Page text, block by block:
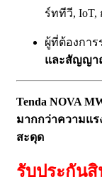
ร์ททีวี, IoT,
ผู้ที่ต้องการ
และสัญญา
Tenda NOVA
มากกว่าความแ
สะดุด
รับประกันสิ